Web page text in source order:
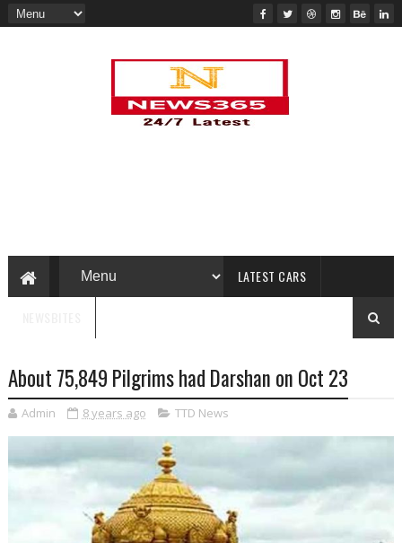
LATEST CARS
About 75,849 Pilgrims had Darshan on Oct 23
Admin 8 years ago TTD News